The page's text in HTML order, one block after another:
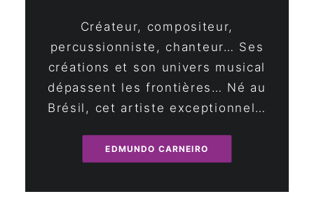
Créateur, compositeur,
percussionniste, chanteur… Ses
créations et son univers musical
dépassent les frontières… Né au
Brésil, cet artiste exceptionnel…
EDMUNDO CARNEIRO